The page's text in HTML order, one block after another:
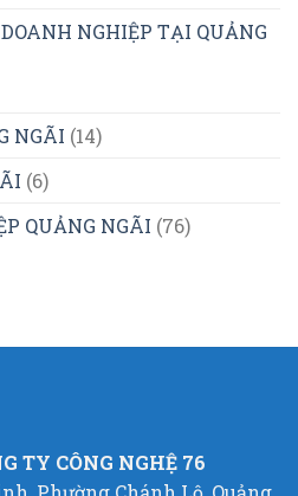
NGHIỆP TẠI QUẢNG
NGÃI (14)
(6)
QUẢNG NGÃI (76)
TY CÔNG NGHỆ 76